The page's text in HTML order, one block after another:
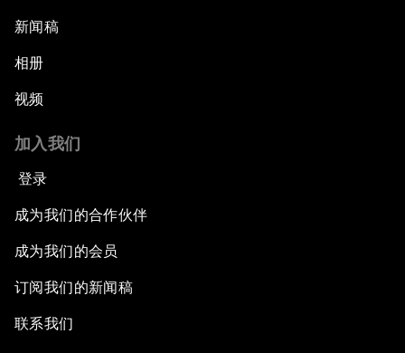
新闻稿
相册
视频
加入我们
登录
成为我们的合作伙伴
成为我们的会员
订阅我们的新闻稿
联系我们